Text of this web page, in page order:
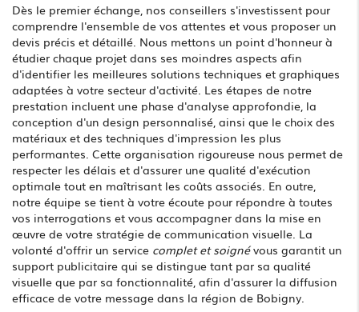
Dès le premier échange, nos conseillers s'investissent pour
comprendre l'ensemble de vos attentes et vous proposer un
devis précis et détaillé. Nous mettons un point d'honneur à
étudier chaque projet dans ses moindres aspects afin
d'identifier les meilleures solutions techniques et graphiques
adaptées à votre secteur d'activité. Les étapes de notre
prestation incluent une phase d'analyse approfondie, la
conception d'un design personnalisé, ainsi que le choix des
matériaux et des techniques d'impression les plus
performantes. Cette organisation rigoureuse nous permet de
respecter les délais et d'assurer une qualité d'exécution
optimale tout en maîtrisant les coûts associés. En outre,
notre équipe se tient à votre écoute pour répondre à toutes
vos interrogations et vous accompagner dans la mise en
œuvre de votre stratégie de communication visuelle. La
volonté d'offrir un service complet et soignévous garantit un
support publicitaire qui se distingue tant par sa qualité
visuelle que par sa fonctionnalité, afin d'assurer la diffusion
efficace de votre message dans la région de Bobigny.